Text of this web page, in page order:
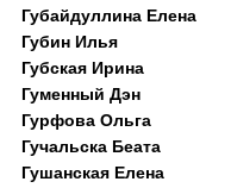
Губайдуллина Елена
Губин Илья
Губская Ирина
Гуменный Дэн
Гурфова Ольга
Гучальска Беата
Гушанская Елена